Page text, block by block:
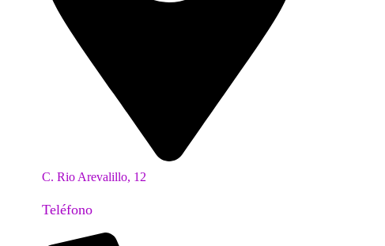
C. Rio Arevalillo, 12
Teléfono